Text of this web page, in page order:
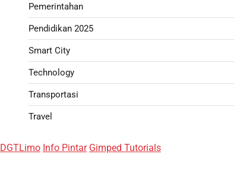
Pemerintahan
Pendidikan 2025
Smart City
Technology
Transportasi
Travel
DGTLimo Info Pintar Gimped Tutorials